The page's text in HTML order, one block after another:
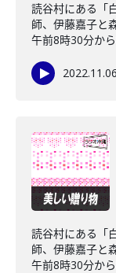
読谷村にある「
師、伊藤嘉子と
午前8時30分か
2022.11.06
読谷村にある「
師、伊藤嘉子と
午前8時30分か